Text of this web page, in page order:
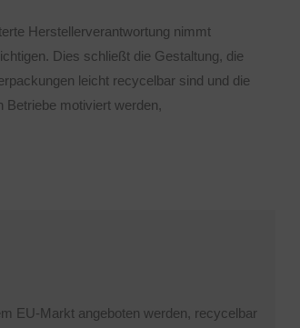
Herstellerverantwortung nimmt
Dies schließt die Gestaltung, die
leicht recycelbar sind und die
Betriebe motiviert werden,
EU-Markt angeboten werden, recycelbar